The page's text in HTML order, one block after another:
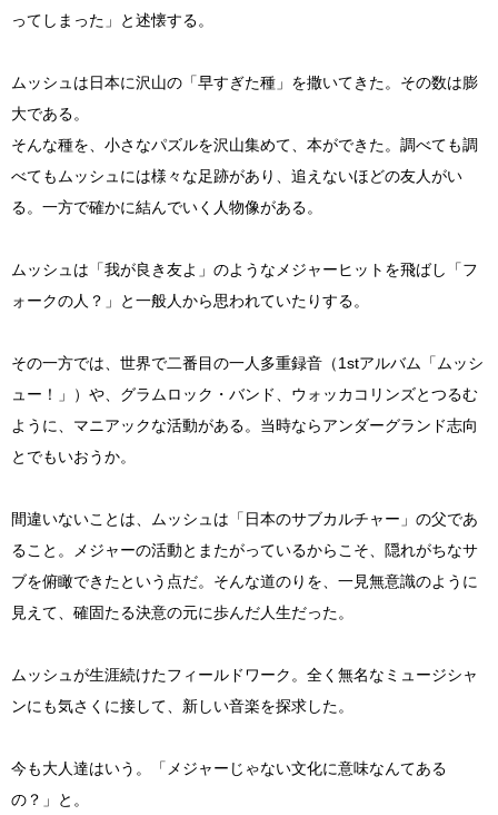
ってしまった」と述懐する。
ムッシュは日本に沢山の「早すぎた種」を撒いてきた。その数は膨
大である。
そんな種を、小さなパズルを沢山集めて、本ができた。調べても調
べてもムッシュには様々な足跡があり、追えないほどの友人がい
る。一方で確かに結んでいく人物像がある。
ムッシュは「我が良き友よ」のようなメジャーヒットを飛ばし「フ
ォークの人？」と一般人から思われていたりする。
その一方では、世界で二番目の一人多重録音（1stアルバム「ムッシ
ュー！」）や、グラムロック・バンド、ウォッカコリンズとつるむ
ように、マニアックな活動がある。当時ならアンダーグランド志向
とでもいおうか。
間違いないことは、ムッシュは「日本のサブカルチャー」の父であ
ること。メジャーの活動とまたがっているからこそ、隠れがちなサ
ブを俯瞰できたという点だ。そんな道のりを、一見無意識のように
見えて、確固たる決意の元に歩んだ人生だった。
ムッシュが生涯続けたフィールドワーク。全く無名なミュージシャ
ンにも気さくに接して、新しい音楽を探求した。
今も大人達はいう。「メジャーじゃない文化に意味なんてある
の？」と。